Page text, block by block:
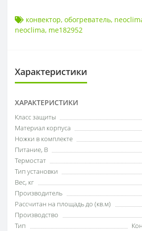
конвектор, обогреватель,
neoclima, me182952
Характеристики
ХАРАКТЕРИСТИКИ
Класс защиты
Материал корпуса
Ножки в комплекте
Питание, В
Термостат
Тип установки
Вес, кг
Производитель
Рассчитан на площадь до (кв.м)
Производство
Тип